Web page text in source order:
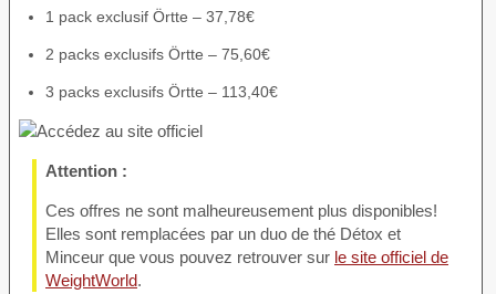
1 pack exclusif Örtte – 37,78€
2 packs exclusifs Örtte – 75,60€
3 packs exclusifs Örtte – 113,40€
Attention :
Ces offres ne sont malheureusement plus disponibles!
Elles sont remplacées par un duo de thé Détox et
Minceur que vous pouvez retrouver sur le site officiel de
WeightWorld.